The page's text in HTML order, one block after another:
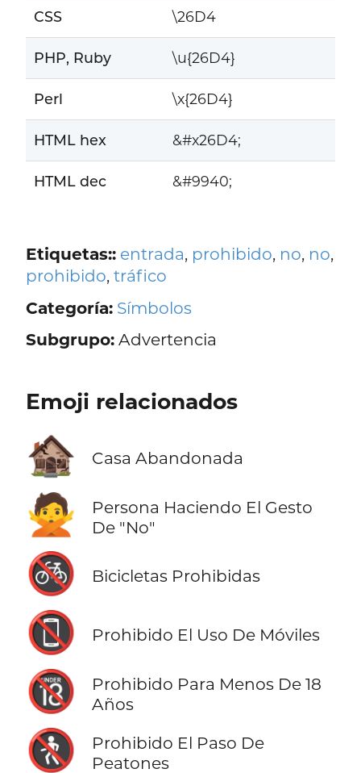
CSS \26D4
PHP, Ruby \u{26D4}
Perl \x{26D4}
HTML hex &#x26D4;
HTML dec &#9940;
Etiquetas:: entrada, prohibido, no, no,
prohibido, tráfico
Categoría: Símbolos
Subgrupo:Advertencia
Emoji relacionados
🏚️ Casa Abandonada
🙅
Persona Haciendo El Gesto
De "No"
🚳 Bicicletas Prohibidas
📵 Prohibido El Uso De Móviles
🔞
Prohibido Para Menos De 18
Años
🚷
Prohibido El Paso De
Peatones